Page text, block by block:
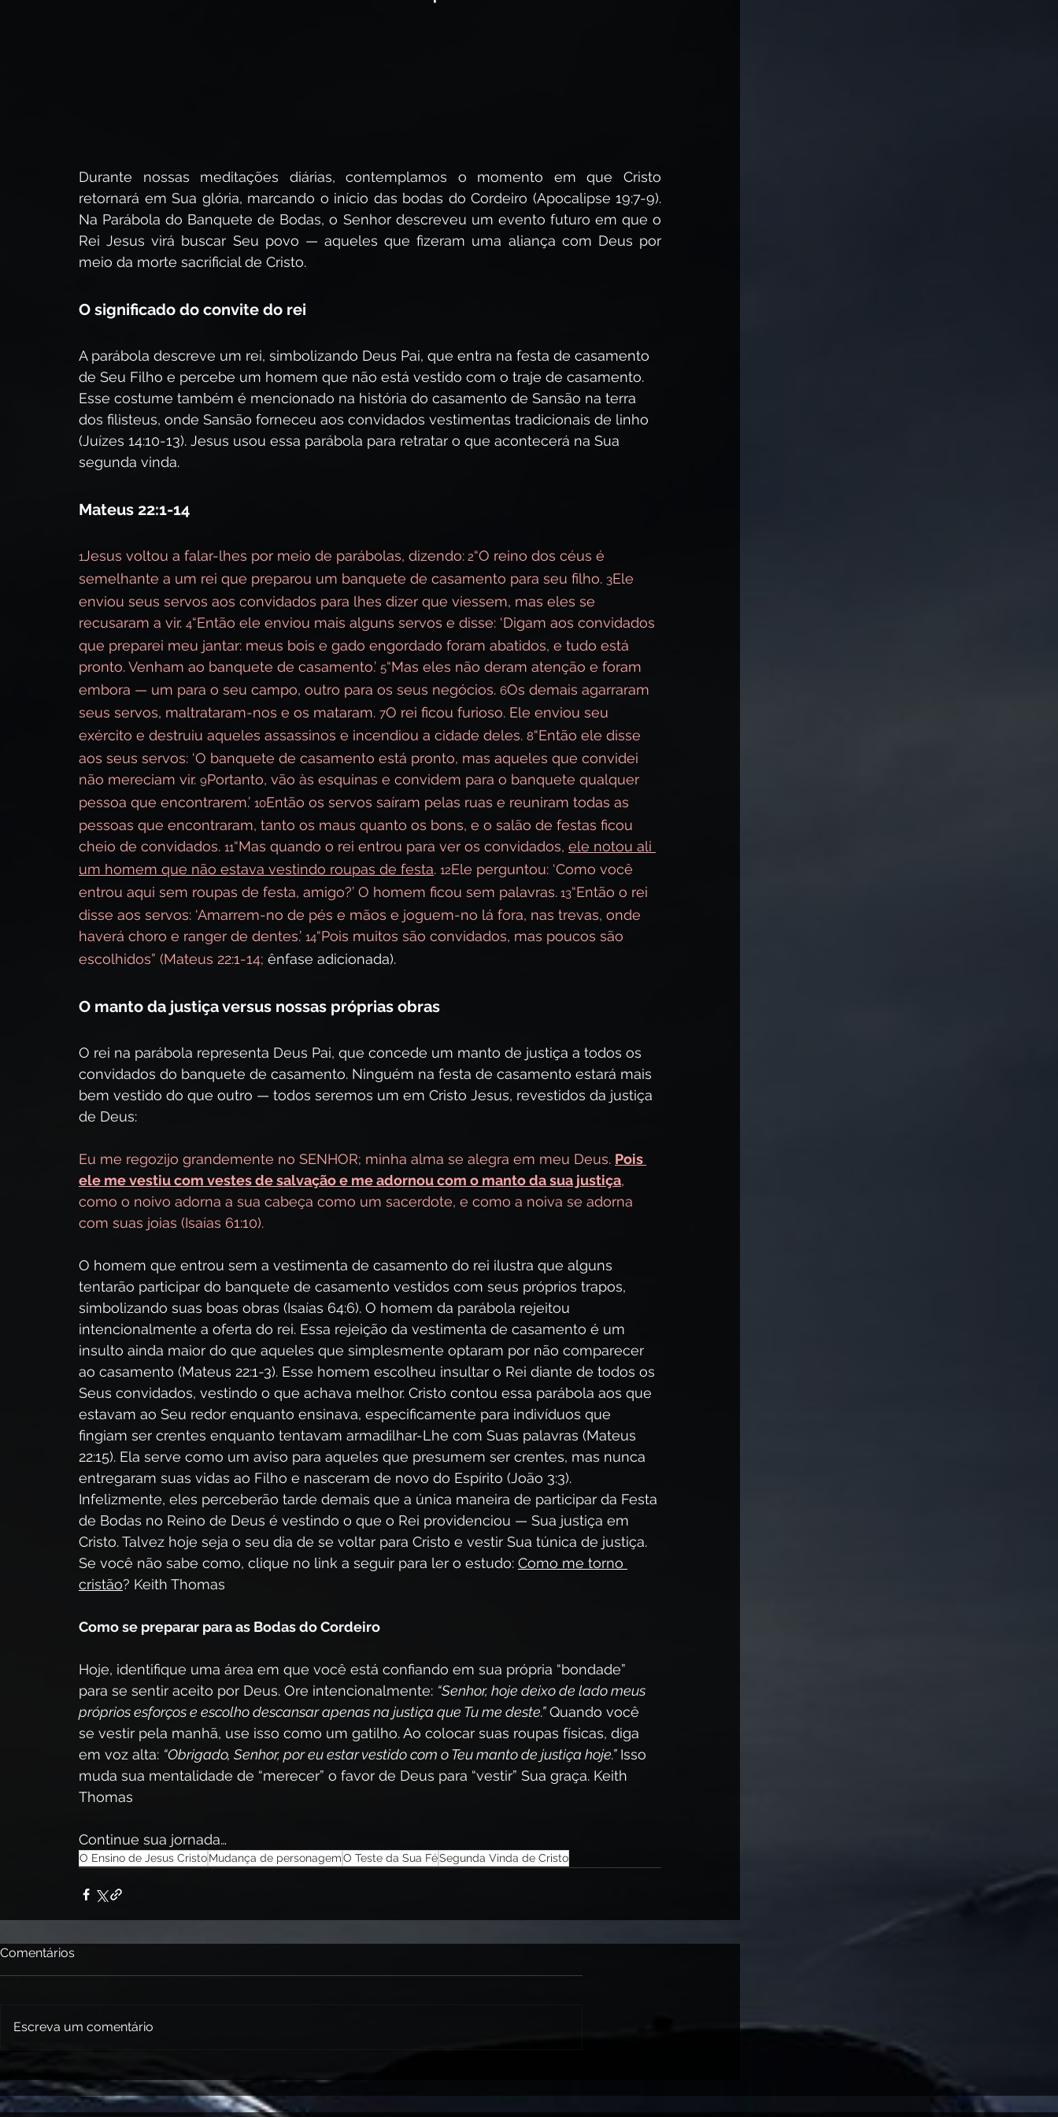
As Parábolas de Jesus
Durante nossas meditações diárias, contemplamos o momento em que Cristo
retornará em Sua glória, marcando o início das bodas do Cordeiro (Apocalipse 19:7-9).
Na Parábola do Banquete de Bodas, o Senhor descreveu um evento futuro em que o
Rei Jesus virá buscar Seu povo — aqueles que fizeram uma aliança com Deus por
meio da morte sacrificial de Cristo.
O significado do convite do rei
A parábola descreve um rei, simbolizando Deus Pai, que entra na festa de casamento
de Seu Filho e percebe um homem que não está vestido com o traje de casamento.
Esse costume também é mencionado na história do casamento de Sansão na terra
dos filisteus, onde Sansão forneceu aos convidados vestimentas tradicionais de linho
(Juízes 14:10-13). Jesus usou essa parábola para retratar o que acontecerá na Sua
segunda vinda.
Mateus 22:1-14
1Jesus voltou a falar-lhes por meio de parábolas, dizendo: 2“O reino dos céus é
semelhante a um rei que preparou um banquete de casamento para seu filho. 3Ele
enviou seus servos aos convidados para lhes dizer que viessem, mas eles se
recusaram a vir. 4“Então ele enviou mais alguns servos e disse: ‘Digam aos convidados
que preparei meu jantar: meus bois e gado engordado foram abatidos, e tudo está
pronto. Venham ao banquete de casamento.’ 5“Mas eles não deram atenção e foram
embora — um para o seu campo, outro para os seus negócios. 6Os demais agarraram
seus servos, maltrataram-nos e os mataram. 7O rei ficou furioso. Ele enviou seu
exército e destruiu aqueles assassinos e incendiou a cidade deles. 8“Então ele disse
aos seus servos: ‘O banquete de casamento está pronto, mas aqueles que convidei
não mereciam vir. 9Portanto, vão às esquinas e convidem para o banquete qualquer
pessoa que encontrarem.’ 10Então os servos saíram pelas ruas e reuniram todas as
pessoas que encontraram, tanto os maus quanto os bons, e o salão de festas ficou
cheio de convidados. 11“Mas quando o rei entrou para ver os convidados, ele notou ali
um homem que não estava vestindo roupas de festa. 12Ele perguntou: ‘Como você
entrou aqui sem roupas de festa, amigo?’ O homem ficou sem palavras. 13“Então o rei
disse aos servos: ‘Amarrem-no de pés e mãos e joguem-no lá fora, nas trevas, onde
haverá choro e ranger de dentes.’ 14“Pois muitos são convidados, mas poucos são
escolhidos” (Mateus 22:1-14; ênfase adicionada).
O manto da justiça versus nossas próprias obras
O rei na parábola representa Deus Pai, que concede um manto de justiça a todos os
convidados do banquete de casamento. Ninguém na festa de casamento estará mais
bem vestido do que outro — todos seremos um em Cristo Jesus, revestidos da justiça
de Deus:
Eu me regozijo grandemente no SENHOR; minha alma se alegra em meu Deus. Pois
ele me vestiu com vestes de salvação e me adornou com o manto da sua justiça,
como o noivo adorna a sua cabeça como um sacerdote, e como a noiva se adorna
com suas joias (Isaías 61:10).
O homem que entrou sem a vestimenta de casamento do rei ilustra que alguns
tentarão participar do banquete de casamento vestidos com seus próprios trapos,
simbolizando suas boas obras (Isaías 64:6). O homem da parábola rejeitou
intencionalmente a oferta do rei. Essa rejeição da vestimenta de casamento é um
insulto ainda maior do que aqueles que simplesmente optaram por não comparecer
ao casamento (Mateus 22:1-3). Esse homem escolheu insultar o Rei diante de todos os
Seus convidados, vestindo o que achava melhor. Cristo contou essa parábola aos que
estavam ao Seu redor enquanto ensinava, especificamente para indivíduos que
fingiam ser crentes enquanto tentavam armadilhar-Lhe com Suas palavras (Mateus
22:15). Ela serve como um aviso para aqueles que presumem ser crentes, mas nunca
entregaram suas vidas ao Filho e nasceram de novo do Espírito (João 3:3).
Infelizmente, eles perceberão tarde demais que a única maneira de participar da Festa
de Bodas no Reino de Deus é vestindo o que o Rei providenciou — Sua justiça em
Cristo. Talvez hoje seja o seu dia de se voltar para Cristo e vestir Sua túnica de justiça.
Se você não sabe como, clique no link a seguir para ler o estudo: Como me torno
cristão? Keith Thomas
Como se preparar para as Bodas do Cordeiro
Hoje, identifique uma área em que você está confiando em sua própria “bondade”
para se sentir aceito por Deus. Ore intencionalmente: “Senhor, hoje deixo de lado meus
próprios esforços e escolho descansar apenas na justiça que Tu me deste.” Quando você
se vestir pela manhã, use isso como um gatilho. Ao colocar suas roupas físicas, diga
em voz alta: “Obrigado, Senhor, por eu estar vestido com o Teu manto de justiça hoje.” Isso
muda sua mentalidade de “merecer” o favor de Deus para “vestir” Sua graça. Keith
Thomas
Continue sua jornada…
O Ensino de Jesus CristoMudança de personagemO Teste da Sua FéSegunda Vinda de Cristo
Comentários
Escreva um comentário